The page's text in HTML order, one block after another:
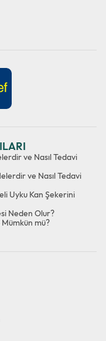
ve Nasıl Tedavi
ve Nasıl Tedavi
Uyku Kan Şekerini
Neden Olur?
mü?